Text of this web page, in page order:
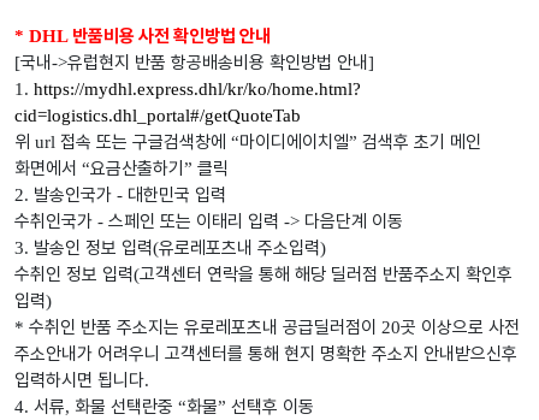
* DHL 반품비용 사전 확인방법 안내
[국내->유럽현지 반품 항공배송비용 확인방법 안내]
1. https://mydhl.express.dhl/kr/ko/home.html?
cid=logistics.dhl_portal#/getQuoteTab
위 url 접속 또는 구글검색창에 “마이디에이치엘” 검색후 초기 메인
화면에서 “요금산출하기 ” 클릭
2. 발송인국가 - 대한민국 입력
수취인국가 - 스페인 또는 이태리 입력 -> 다음단계 이동
3. 발송인 정보 입력(유로레포츠내 주소입력)
수취인 정보 입력(고객센터 연락을 통해 해당 딜러점 반품주소지 확인후
입력)
* 수취인 반품 주소지는 유로레포츠내 공급딜러점이 20곳 이상으로 사전
주소안내가 어려우니 고객센터를 통해 현지 명확한 주소지 안내받으신후
입력하시면 됩니다.
4. 서류, 화물 선택란중 “화물” 선택후 이동